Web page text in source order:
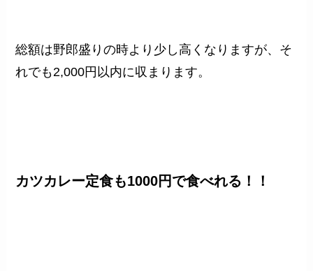
総額は野郎盛りの時より少し高くなりますが、そ
れでも2,000円以内に収まります。
カツカレー定食も1000円で食べれる！！